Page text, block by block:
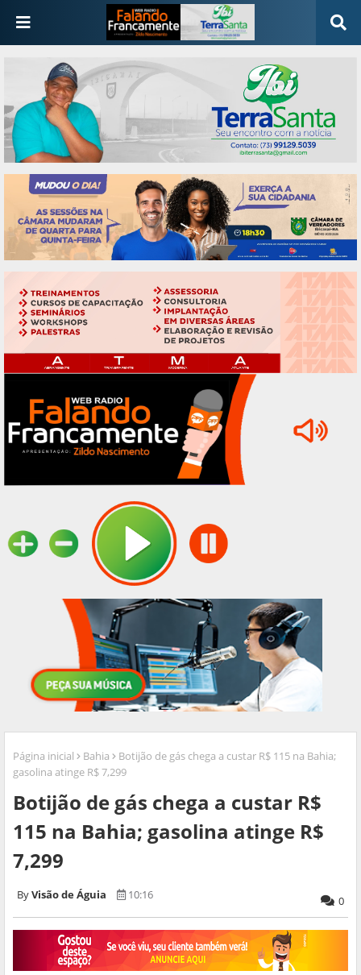
Página inicial Bahia
Botijão de gás chega a custar R$ 115 na Bahia;
gasolina atinge R$ 7,299
Botijão de gás chega a custar R$
115 na Bahia; gasolina atinge R$
7,299
Visão de Águia 10:16 0